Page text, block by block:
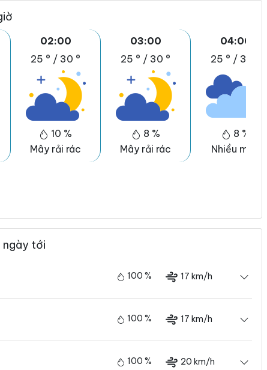
02:00
25 ° / 30 °
10 %
Mây rải rác
03:00
25 ° / 30 °
8 %
Mây rải rác
04:00
25 ° / 30 °
8 %
Nhiều mây
ngày tới
100 % 17 km/h
100 % 17 km/h
100 % 20 km/h